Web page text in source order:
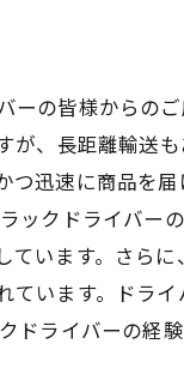
ーの皆様からの
が、長距離輸送
迅速に商品を
ックドライバー
います。さら
います。ドラ
ドライバーの経